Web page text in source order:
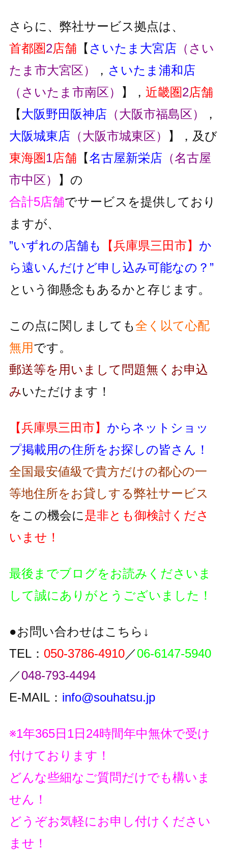
さらに、弊社サービス拠点は、
首都圏2店舗 【 さいたま大宮店 （さい
たま市大宮区）
， さいたま浦和店
（さいたま市南区）
】， 近畿圏2店舗
【大阪野田阪神店 （大阪市福島区）
，
大阪城東店 （大阪市城東区）
】，及び
東海圏1店舗 【名古屋新栄店 （名古屋
市中区）
】の
合計5店舗でサービスを提供しており
ますが、
”いずれの店舗も
【兵庫県三田市】 か
ら遠いんだけど申し込み可能なの？”
という御懸念もあるかと存じます。
この点に関しましても全く以て心配
無用です。
郵送等を用いまして問題無くお申込
みいただけます！
【兵庫県三田市】 からネットショッ
プ掲載用の住所をお探しの皆さん！
全国最安値級で貴方だけの都心の一
等地住所をお貸しする弊社サービス
をこの機会に是非とも御検討くださ
いませ！
最後までブログをお読みくださいま
して誠にありがとうございました！
●お問い合わせはこちら↓
TEL： 050-3786-4910／06-6147-5940
／048-793-4494
E-MAIL： info@souhatsu.jp
※1年365日1日24時間年中無休で受け
付けております！
どんな些細なご質問だけでも構いま
せん！
どうぞお気軽にお申し付けください
ませ！